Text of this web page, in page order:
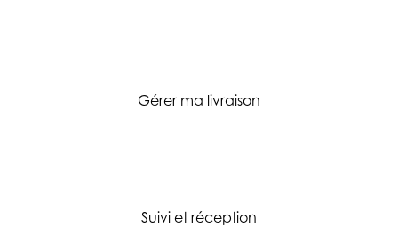
Gérer ma livraison
Suivi et réception